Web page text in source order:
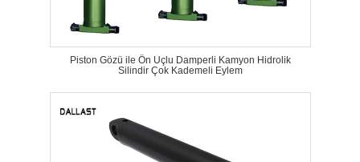
Piston Gözü ile Ön Uçlu Damperli Kamyon Hidrolik
Silindir Çok Kademeli Eylem